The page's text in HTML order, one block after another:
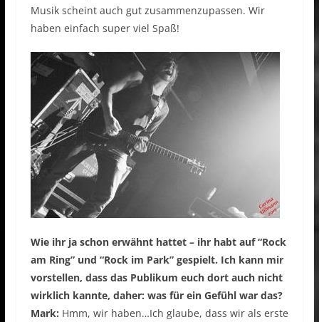
Musik scheint auch gut zusammenzupassen. Wir
haben einfach super viel Spaß!
Wie ihr ja schon erwähnt hattet – ihr habt auf “Rock
am Ring” und “Rock im Park” gespielt. Ich kann mir
vorstellen, dass das Publikum euch dort auch nicht
wirklich kannte, daher: was für ein Gefühl war das?
Mark: Hmm, wir haben…Ich glaube, dass wir als erste